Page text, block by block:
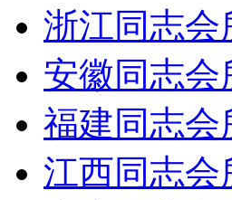
浙江同志会
安徽同志会
福建同志会
江西同志会